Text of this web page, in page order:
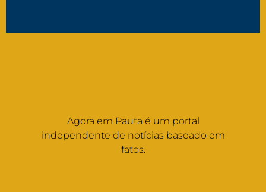
Agora em Pauta é um portal
independente de notícias baseado em
fatos.